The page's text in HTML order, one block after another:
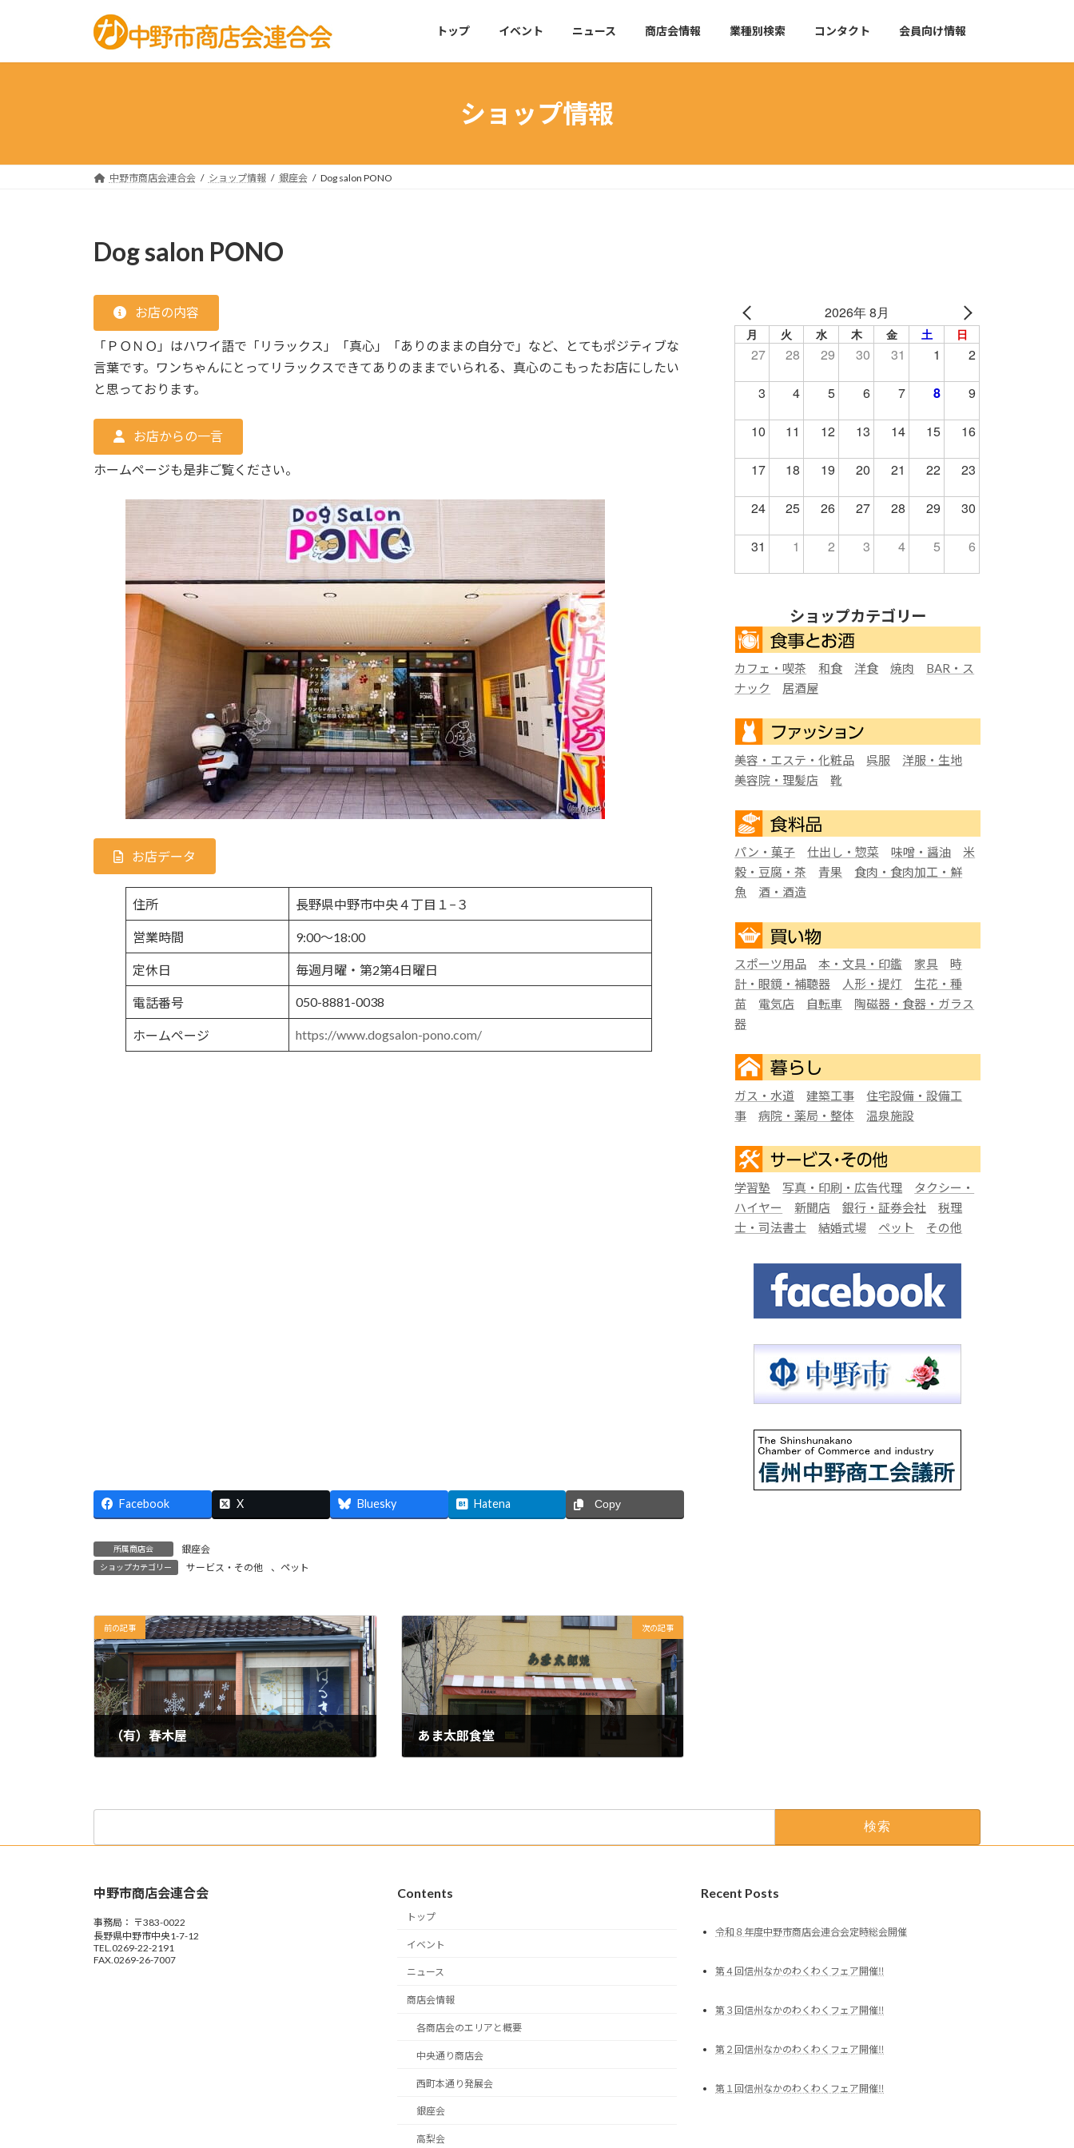
ン
ッ
ー
移
トップ イベント ニュース 商店会情報 業種別検索 コンタクト 会員向け情報
ショップ情報
中野市商店会連合会 ショップ情報 銀座会 Dog salon PONO
Dog salon PONO
お店の内容
「ＰＯＮＯ」はハワイ語で「リラックス」「真心」「ありのままの自分で」など、とてもポジティブな
言葉です。ワンちゃんにとってリラックスできてありのままでいられる、真心のこもったお店にしたい
と思っております。
お店からの一言
ホームページも是非ご覧ください。
お店データ
住所 長野県中野市中央４丁目１−３
営業時間 9:00～18:00
定休日 毎週月曜・第2第4日曜日
電話番号 050-8881-0038
ホームページ https://www.dogsalon-pono.com/
Facebook X Bluesky Hatena Copy
所属商店会 銀座会
ショップカテゴリー サービス・その他 、 ペット
前の記事
（有）春木屋
次の記事
あま太郎食堂
2026年 8月
月 火 水 木 金 土 日
27 28 29 30 31 1 2
3 4 5 6 7 8 9
10 11 12 13 14 15 16
17 18 19 20 21 22 23
24 25 26 27 28 29 30
31 1 2 3 4 5 6
ショップカテゴリー
カフェ・喫茶 和食 洋食 焼肉
BAR・ス
ナック
居酒屋
美容・エステ・化粧品 呉服
洋服・生地
美容院・理髪店
靴
パン・菓子 仕出し・惣菜 味噌・醤油
米
穀・豆腐・茶
青果
食肉・食肉加工・鮮
魚
酒・酒造
スポーツ用品 本・文具・印鑑 家具
時
計・眼鏡・補聴器
人形・提灯
生花・種
苗
電気店 自転車
陶磁器・食器・ガラス
器
ガス・水道 建築工事
住宅設備・設備工
事
病院・薬局・整体 温泉施設
学習塾 写真・印刷・広告代理
タクシー・
ハイヤー
新聞店 銀行・証券会社
税理
士・司法書士
結婚式場 ペット その他
中野市商店会連合会
事務局： 〒383-0022
長野県中野市中央1-7-12
TEL.0269-22-2191
FAX.0269-26-7007
Contents
トップ
イベント
ニュース
商店会情報
各商店会のエリアと概要
中央通り商店会
西町本通り発展会
銀座会
高梨会
Recent Posts
令和８年度中野市商店会連合会定時総会開催
第４回信州なかのわくわくフェア開催‼
第３回信州なかのわくわくフェア開催‼
第２回信州なかのわくわくフェア開催‼
第１回信州なかのわくわくフェア開催‼